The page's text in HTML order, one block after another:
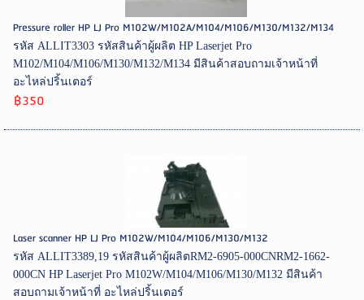
Pressure roller HP LJ Pro M102W/M102A/M104/M106/M130/M132/M134
รหัส ALLIT3303 รหัสสินค้าผู้ผลิต HP Laserjet Pro
M102/M104/M106/M130/M132/M134 มีสินค้าสอบถามเจ้าหน้าที่
อะไหล่ปริ้นเตอร์
฿350
Laser scanner HP LJ Pro M102W/M104/M106/M130/M132
รหัส ALLIT3389,19 รหัสสินค้าผู้ผลิตRM2-6905-000CNRM2-1662-
000CN HP Laserjet Pro M102W/M104/M106/M130/M132 มีสินค้า
สอบถามเจ้าหน้าที่ อะไหล่ปริ้นเตอร์